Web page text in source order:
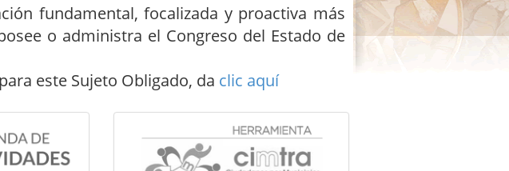
fundamental, focalizada y proactiva más
o administra el Congreso del Estado de
este Sujeto Obligado, da clic aquí